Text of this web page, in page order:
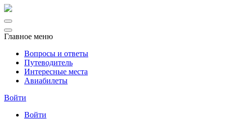
Главное меню
Вопросы и ответы
Путеводитель
Интересные места
Авиабилеты
Войти
Войти